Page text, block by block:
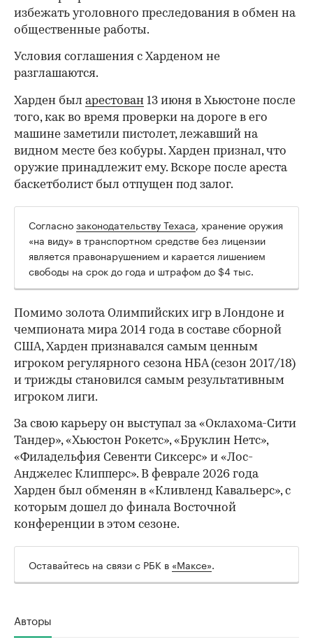
избежать уголовного преследования в обмен на
общественные работы.
Условия соглашения с Харденом не
разглашаются.
Харден был арестован 13 июня в Хьюстоне после
того, как во время проверки на дороге в его
машине заметили пистолет, лежавший на
видном месте без кобуры. Харден признал, что
оружие принадлежит ему. Вскоре после ареста
баскетболист был отпущен под залог.
Согласнозаконодательству Техаса, хранение оружия
«на виду» в транспортном средстве без лицензии
является правонарушением и карается лишением
свободы на срок до года и штрафом до $4 тыс.
Помимо золота Олимпийских игр в Лондоне и
чемпионата мира 2014 года в составе сборной
США, Харден признавался самым ценным
игроком регулярного сезона НБА (сезон 2017/18)
и трижды становился самым результативным
игроком лиги.
За свою карьеру он выступал за «Оклахома-Сити
Тандер», «Хьюстон Рокетс», «Бруклин Нетс»,
«Филадельфия Севенти Сиксерс» и «Лос-
Анджелес Клипперс». В феврале 2026 года
Харден был обменян в «Кливленд Кавальерс», с
которым дошел до финала Восточной
конференции в этом сезоне.
Оставайтесь на связи с РБК в «Максе».
Авторы